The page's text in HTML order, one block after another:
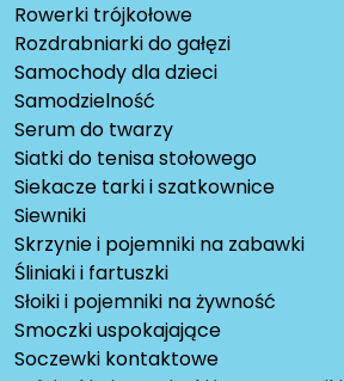
Rowerki trójkołowe
Rozdrabniarki do gałęzi
Samochody dla dzieci
Samodzielność
Serum do twarzy
Siatki do tenisa stołowego
Siekacze tarki i szatkownice
Siewniki
Skrzynie i pojemniki na zabawki
Śliniaki i fartuszki
Słoiki i pojemniki na żywność
Smoczki uspokajające
Soczewki kontaktowe